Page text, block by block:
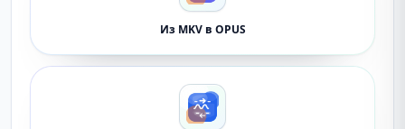
Из MKV в OPUS